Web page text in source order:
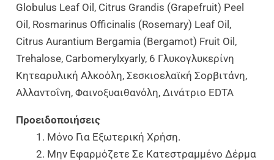
Globulus Leaf Oil, Citrus Grandis (Grapefruit) Peel
Oil, Rosmarinus Officinalis (Rosemary) Leaf Oil,
Citrus Aurantium Bergamia (Bergamot) Fruit Oil,
Trehalose, Carbomerylxyarly, 6 Γλυκογλυκερίνη
Κητεαρυλική Αλκοόλη, Σεσκιοελαϊκή Σορβιτάνη,
Αλλαντοΐνη, Φαινοξυαιθανόλη, Δινάτριο EDTA
Προειδοποιήσεις
Μόνο Για Εξωτερική Χρήση.
Μην Εφαρμόζετε Σε Κατεστραμμένο Δέρμα